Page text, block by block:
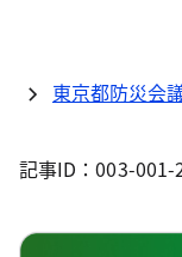
東京都防災会
記事ID：003-